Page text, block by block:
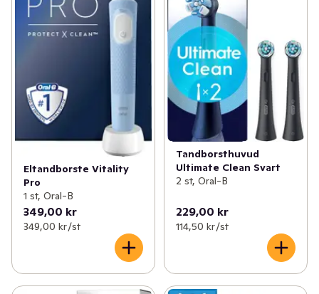
Eltandborste Vitality
Pro
1 st, Oral-B
349,00 kr
349,00 kr /st
Tandborsthuvud
Ultimate Clean Svart
2 st, Oral-B
229,00 kr
114,50 kr /st